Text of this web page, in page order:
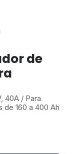
de
40A / Para
160 a 400 Ah